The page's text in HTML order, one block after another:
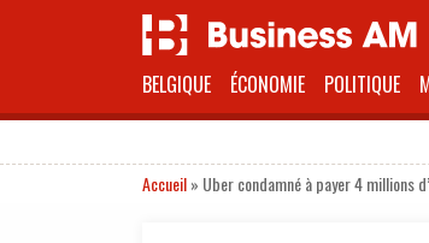
BELGIQUE ÉCONOMIE POLITIQUE
Accueil» Uber condamné à payer 4 millions